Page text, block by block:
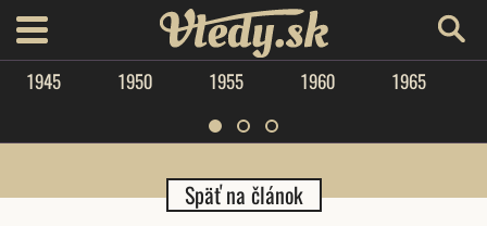
menu Vtedy.sk
1945 1950 1955 1960 1965
Späť na článok